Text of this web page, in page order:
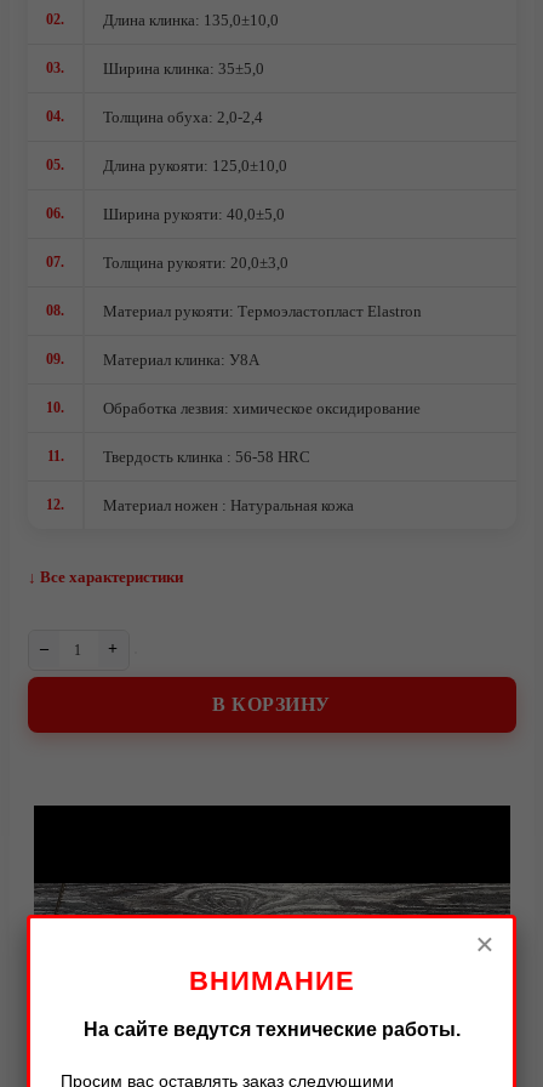
Ножи кованые из стали 95Х18
02. Длина клинка: 135,0±10,0
03. Ширина клинка: 35±5,0
04. Толщина обуха: 2,0-2,4
05. Длина рукояти: 125,0±10,0
06. Ширина рукояти: 40,0±5,0
07. Толщина рукояти: 20,0±3,0
08. Материал рукояти: Термоэластопласт Elastron
09. Материал клинка: У8А
10. Обработка лезвия: химическое оксидирование
11. Твердость клинка : 56-58 HRC
12. Материал ножен : Натуральная кожа
↓ Все характеристики
– +
В КОРЗИНУ
×
ВНИМАНИЕ
На сайте ведутся технические работы.
Просим вас оставлять заказ следующими